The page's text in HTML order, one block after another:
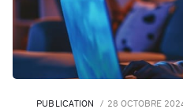
PUBLICATION 28 OCTOBRE